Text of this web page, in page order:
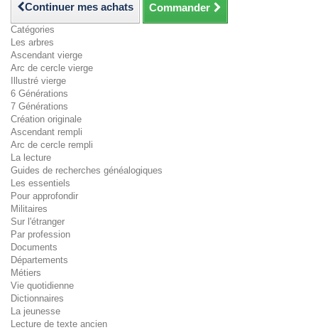
Continuer mes achats Commander
Catégories
Les arbres
Ascendant vierge
Arc de cercle vierge
Illustré vierge
6 Générations
7 Générations
Création originale
Ascendant rempli
Arc de cercle rempli
La lecture
Guides de recherches généalogiques
Les essentiels
Pour approfondir
Militaires
Sur l'étranger
Par profession
Documents
Départements
Métiers
Vie quotidienne
Dictionnaires
La jeunesse
Lecture de texte ancien